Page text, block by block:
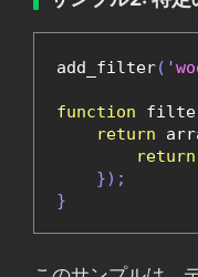
add_filter(
function
return
return
});
}